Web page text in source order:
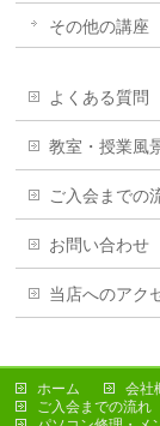
その他の講座
よくある質問
教室・授業風
ご入会までの
お問い合わせ
当店へのアク
ホーム 会社
ご入会までの流れ